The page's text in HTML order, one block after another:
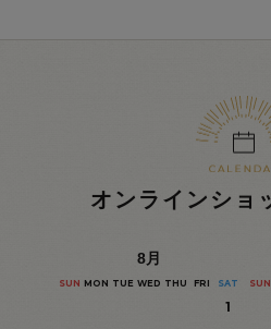
オンラインショ
8月
SUN MON TUE WED THU FRI SAT
1
SUN